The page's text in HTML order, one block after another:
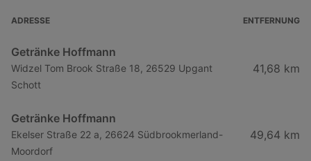
ADRESSE ENTFERNUNG
Getränke Hoffmann
Widzel Tom Brook Straße 18, 26529 Upgant
Schott
41,68 km
Getränke Hoffmann
Ekelser Straße 22 a, 26624 Südbrookmerland-
Moordorf
49,64 km